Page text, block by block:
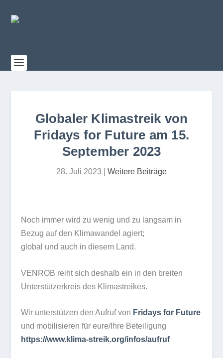
Globaler Klimastreik von
Fridays for Future am 15.
September 2023
28. Juli 2023 Weitere Beiträge
Noch immer wird zu wenig und zu lang­sam in
Bezug auf den Kli­ma­wan­del agiert;
glo­bal und auch in die­sem Land.
VENROB reiht sich des­halb ein in den brei­ten
Unter­stüt­zer­kreis des Klimastreikes.
Wir unter­stüt­zen den Auf­ruf von Fri­days for Future
und mobi­li­sie­ren für eure/​Ihre Beteiligung
https://​www​.klima​-streik​.org/​i​n​f​o​s​/​a​ufruf